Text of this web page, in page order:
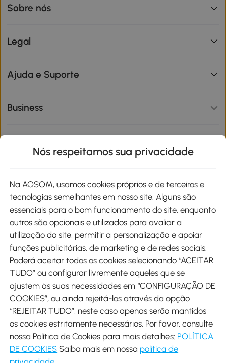
Sobre nós
Legal
Ajuda e Suporte
Business
Métodos de pagamento
Envio
Descarregar Aosom App
Google Play
Nós respeitamos sua privacidade
Na AOSOM, usamos cookies próprios e de terceiros e
tecnologias semelhantes em nosso site. Alguns são
essenciais para o bom funcionamento do site, enquanto
outros são opcionais e utilizados para avaliar a
utilização do site, permitir a personalização e apoiar
funções publicitárias, de marketing e de redes sociais.
Poderá aceitar todos os cookies selecionando “ACEITAR
TUDO” ou configurar livremente aqueles que se
ajustem às suas necessidades em “CONFIGURAÇÃO DE
COOKIES”, ou ainda rejeitá-los através da opção
“REJEITAR TUDO”, neste caso apenas serão mantidos
os cookies estritamente necessários. Por favor, consulte
nossa Política de Cookies para mais detalhes: POLÍTICA
DE COOKIES Saiba mais em nossa política de